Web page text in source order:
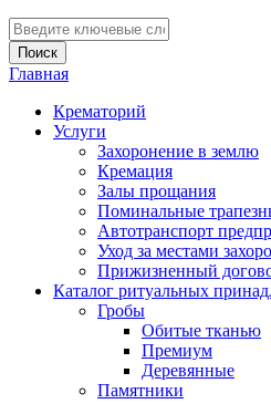
Введите ключевые слова для
Вы здесь
Главная
Крематорий
Услуги
Захоронение в землю
Кремация
Залы прощания
Поминальные
Автотранспорт
Уход за местами
Прижизненный
Каталог ритуальных
Гробы
Обитые тканью
Премиум
Деревянные
Памятники